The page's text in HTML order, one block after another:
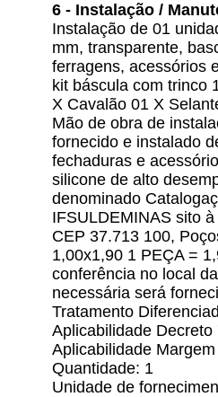
6 - Instalação /
Instalação de 01
mm, transparente,
ferragens, acessórios
kit báscula com trinco
X Cavalão 01 X
Mão de obra de
fornecido e instalado
fechaduras e
silicone de alto
denominado
IFSULDEMINAS sito
CEP 37.713 100,
1,00x1,90 1 PEÇA =
conferência no local
necessária será
Tratamento
Aplicabilidade Decreto
Aplicabilidade
Quantidade: 1
Unidade de